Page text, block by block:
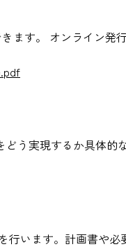
す。 オンライン発
う実現するか具体
います。計画書や